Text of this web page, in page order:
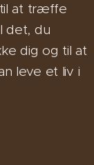
at træffe
det, du
dig og til at
leve et liv i